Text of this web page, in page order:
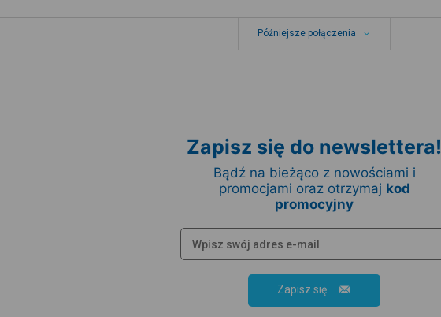
Późniejsze połączenia
Zapisz się do newslettera!
Bądź na bieżąco z nowościami i
promocjami oraz otrzymaj kod
promocyjny
Zapisz się